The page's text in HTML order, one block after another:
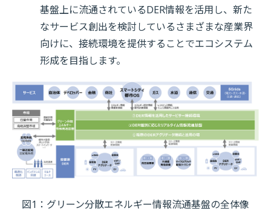
基盤上に流通されているDER情報を活用し、新た
なサービス創出を検討しているさまざまな産業界
向けに、接続環境を提供することでエコシステム
形成を目指します。
図1：グリーン分散エネルギー情報流通基盤の全体像